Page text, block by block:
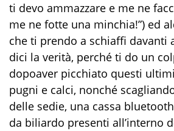
ti devo ammazzare e me ne
me ne fotte una minchia!”) ed
che ti prendo a schiaffi davanti
dici la verità, perché ti do un
dopoaver picchiato questi
pugni e calci, nonché
delle sedie, una cassa
da biliardo presenti all’interno